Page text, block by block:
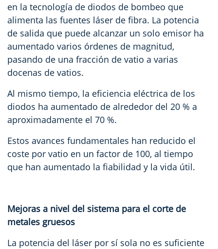
en la tecnología de diodos de bombeo que
alimenta las fuentes láser de fibra. La potencia
de salida que puede alcanzar un solo emisor ha
aumentado varios órdenes de magnitud,
pasando de una fracción de vatio a varias
docenas de vatios.
Al mismo tiempo, la eficiencia eléctrica de los
diodos ha aumentado de alrededor del 20 % a
aproximadamente el 70 %.
Estos avances fundamentales han reducido el
coste por vatio en un factor de 100, al tiempo
que han aumentado la fiabilidad y la vida útil.
Mejoras a nivel del sistema para el corte de
metales gruesos
La potencia del láser por sí sola no es suficiente